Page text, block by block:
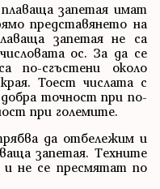
запетая имат
представянето на
запетая не са
ос. За да се
по-сгъстени около
Тоест числата с
точност при по-
при големите.
да отбележим и
запетая. Техните
и не се пресмятат по